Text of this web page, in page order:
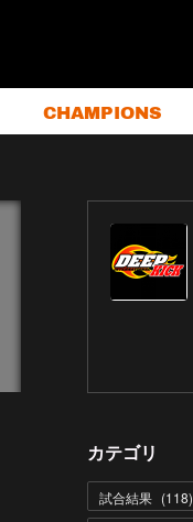
CHAMPIONS
カテゴリ
試合結果 (118)